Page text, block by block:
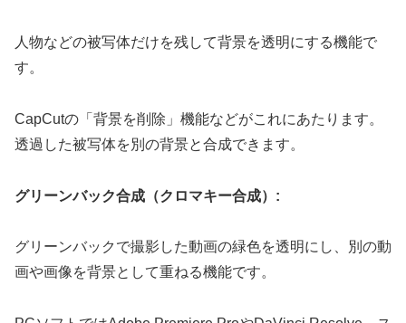
人物などの被写体だけを残して背景を透明にする機能で
す。
CapCutの「背景を削除」機能などがこれにあたります。
透過した被写体を別の背景と合成できます。
グリーンバック合成（クロマキー合成）:
グリーンバックで撮影した動画の緑色を透明にし、別の動
画や画像を背景として重ねる機能です。